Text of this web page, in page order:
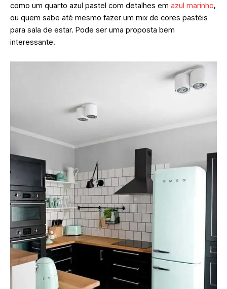
como um quarto azul pastel com detalhes em azul marinho,
ou quem sabe até mesmo fazer um mix de cores pastéis
para sala de estar. Pode ser uma proposta bem
interessante.